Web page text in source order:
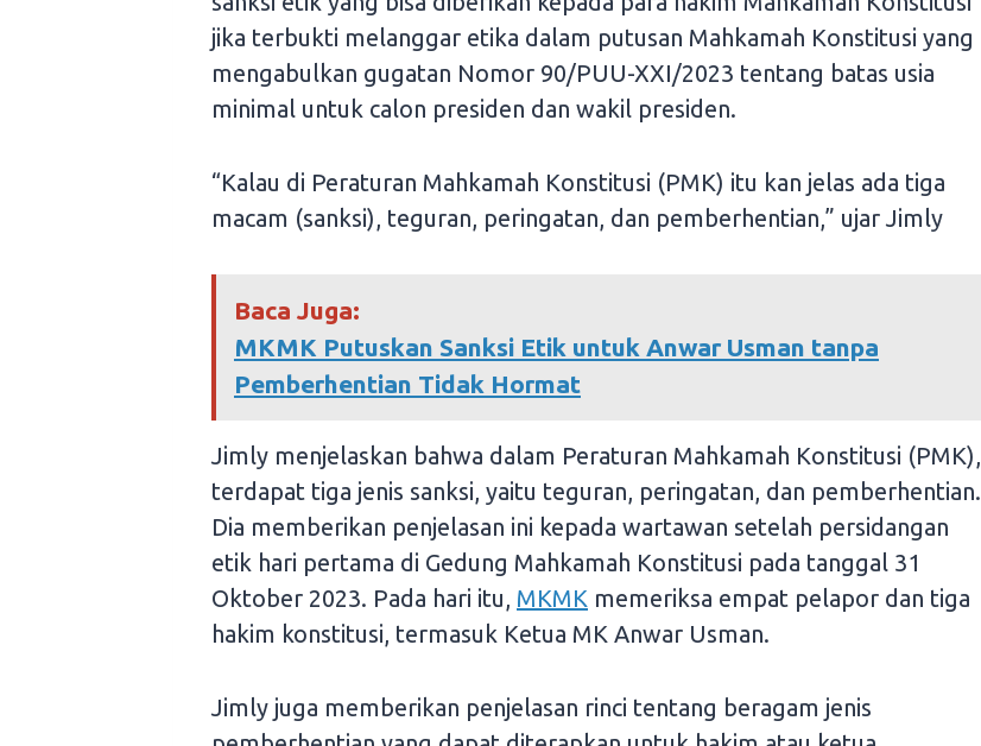
jika terbukti melanggar etika dalam putusan Mahkamah Konstitusi yang
mengabulkan gugatan Nomor 90/PUU-XXI/2023 tentang batas usia
minimal untuk calon presiden dan wakil presiden.
“Kalau di Peraturan Mahkamah Konstitusi (PMK) itu kan jelas ada tiga
macam (sanksi), teguran, peringatan, dan pemberhentian,” ujar Jimly
Baca Juga:
MKMK Putuskan Sanksi Etik untuk Anwar Usman tanpa
Pemberhentian Tidak Hormat
Jimly menjelaskan bahwa dalam Peraturan Mahkamah Konstitusi (PMK),
terdapat tiga jenis sanksi, yaitu teguran, peringatan, dan pemberhentian.
Dia memberikan penjelasan ini kepada wartawan setelah persidangan
etik hari pertama di Gedung Mahkamah Konstitusi pada tanggal 31
Oktober 2023. Pada hari itu, MKMK memeriksa empat pelapor dan tiga
hakim konstitusi, termasuk Ketua MK Anwar Usman.
Jimly juga memberikan penjelasan rinci tentang beragam jenis